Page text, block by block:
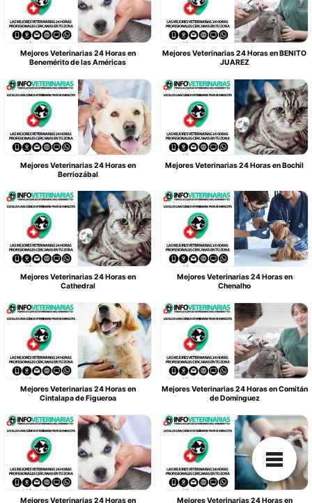
Mejores Veterinarias 24 Horas en
Benemérito de las Américas
Mejores Veterinarias 24 Horas en BENITO
JUAREZ
Mejores Veterinarias 24 Horas en
Berriozábal
Mejores Veterinarias 24 Horas en Bochil
Mejores Veterinarias 24 Horas en
Cathedral
Mejores Veterinarias 24 Horas en
Chenalho
Mejores Veterinarias 24 Horas en
Cintalapa de Figueroa
Mejores Veterinarias 24 Horas en Comitán
de Domínguez
Mejores Veterinarias 24 Horas en Mejores Veterinarias 24 Horas en